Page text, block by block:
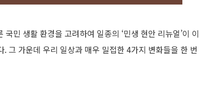
민 생활 환경을 고려하여 일종의 ‘민생 현안 리뉴얼’이 이
그 가운데 우리 일상과 매우 밀접한 4가지 변화들을 한 번